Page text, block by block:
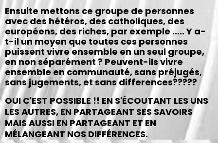
Ensuite mettons ce groupe de personnes
avec des hétéros, des catholiques, des
européens, des riches, par exemple ..... Y a-
t-il un moyen que toutes ces personnes
puissent vivre ensemble en un seul groupe,
en non séparément ? Peuvent-ils vivre
ensemble en communauté, sans préjugés,
sans jugements, et sans differences?????
OUI C'EST POSSIBLE !! EN S'ÉCOUTANT LES UNS
LES AUTRES, EN PARTAGEANT SES SAVOIRS
MAIS AUSSI EN PARTAGEANT ET EN
MÉLANGEANT NOS DIFFÉRENCES.